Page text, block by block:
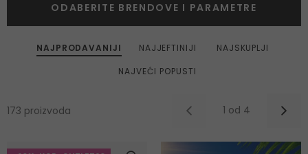
NAJPRODAVANIJI NAJJEFTINIJI
NAJSKUPLJI
NAJVEĆI POPUSTI
173 proizvoda 1 od 4
ODABERITE BRENDOVE I PARAMETRE